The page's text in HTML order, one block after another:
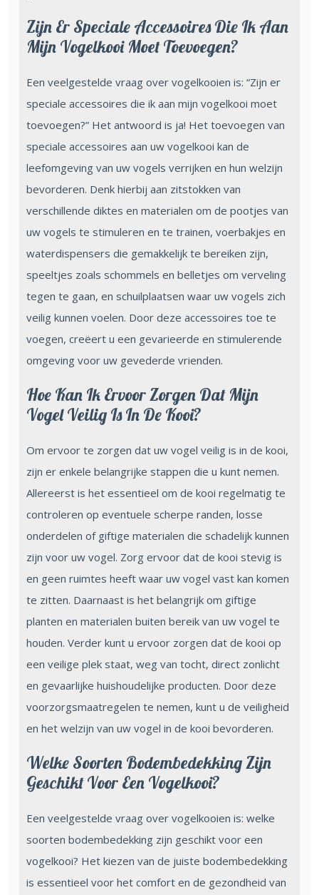
Zijn Er Speciale Accessoires Die Ik Aan
Mijn Vogelkooi Moet Toevoegen?
Een veelgestelde vraag over vogelkooien is: “Zijn er
speciale accessoires die ik aan mijn vogelkooi moet
toevoegen?” Het antwoord is ja! Het toevoegen van
speciale accessoires aan uw vogelkooi kan de
leefomgeving van uw vogels verrijken en hun welzijn
bevorderen. Denk hierbij aan zitstokken van
verschillende diktes en materialen om de pootjes van
uw vogels te stimuleren en te trainen, voerbakjes en
waterdispensers die gemakkelijk te bereiken zijn,
speeltjes zoals schommels en belletjes om verveling
tegen te gaan, en schuilplaatsen waar uw vogels zich
veilig kunnen voelen. Door deze accessoires toe te
voegen, creëert u een gevarieerde en stimulerende
omgeving voor uw gevederde vrienden.
Hoe Kan Ik Ervoor Zorgen Dat Mijn
Vogel Veilig Is In De Kooi?
Om ervoor te zorgen dat uw vogel veilig is in de kooi,
zijn er enkele belangrijke stappen die u kunt nemen.
Allereerst is het essentieel om de kooi regelmatig te
controleren op eventuele scherpe randen, losse
onderdelen of giftige materialen die schadelijk kunnen
zijn voor uw vogel. Zorg ervoor dat de kooi stevig is
en geen ruimtes heeft waar uw vogel vast kan komen
te zitten. Daarnaast is het belangrijk om giftige
planten en materialen buiten bereik van uw vogel te
houden. Verder kunt u ervoor zorgen dat de kooi op
een veilige plek staat, weg van tocht, direct zonlicht
en gevaarlijke huishoudelijke producten. Door deze
voorzorgsmaatregelen te nemen, kunt u de veiligheid
en het welzijn van uw vogel in de kooi bevorderen.
Welke Soorten Bodembedekking Zijn
Geschikt Voor Een Vogelkooi?
Een veelgestelde vraag over vogelkooien is: welke
soorten bodembedekking zijn geschikt voor een
vogelkooi? Het kiezen van de juiste bodembedekking
is essentieel voor het comfort en de gezondheid van